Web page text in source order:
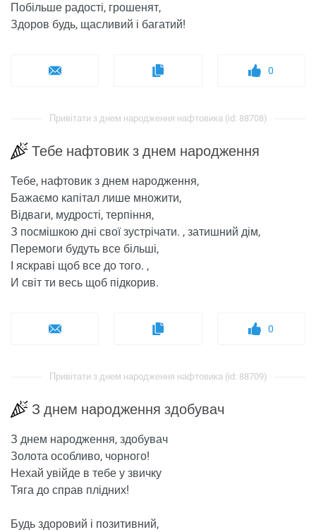
Побільше радості, грошенят,
Здоров будь, щасливий і багатий!
0
Привітати з днем ​​народження нафтовика (id: 88708)
Тебе нафтовик з днем ​​народження
Тебе, нафтовик з днем ​​народження,
Бажаємо капітал лише множити,
Відваги, мудрості, терпіння,
З посмішкою дні свої зустрічати. , затишний дім,
Перемоги будуть все більші,
І яскраві щоб все до того. ,
И світ ти весь щоб підкорив.
0
Привітати з днем ​​народження нафтовика (id: 88709)
З днем ​​народження здобувач
З днем ​​народження, здобувач
Золота особливо, чорного!
Нехай увійде в тебе у звичку
Тяга до справ плідних!
Будь здоровий і позитивний,